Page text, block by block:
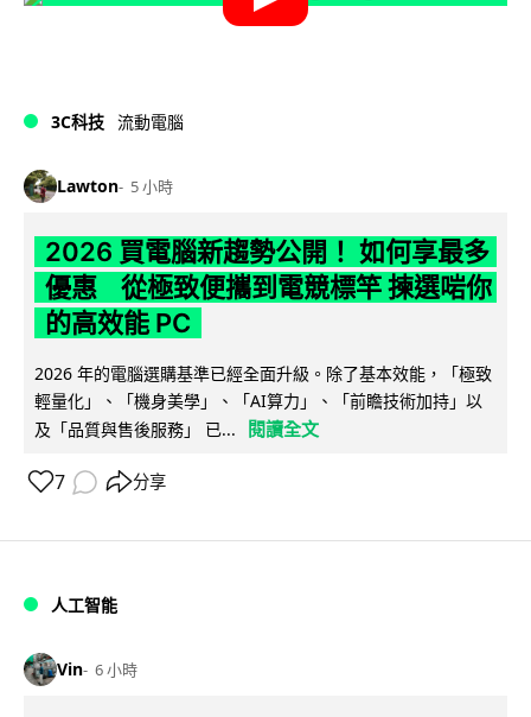
3C科技 流動電腦
Lawton 5 小時
2026 買電腦新趨勢公開！ 如何享最多
優惠 從極致便攜到電競標竿 揀選啱你
的高效能 PC
2026 年的電腦選購基準已經全面升級。除了基本效能，「極致
輕量化」、「機身美學」、「AI算力」、「前瞻技術加持」以
及「品質與售後服務」 已...
閱讀全文
7 分享
人工智能
Vin 6 小時